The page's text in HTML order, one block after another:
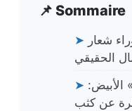
📌 Sommaire
➤ شعار
➤ الأبيض:
عن كثب